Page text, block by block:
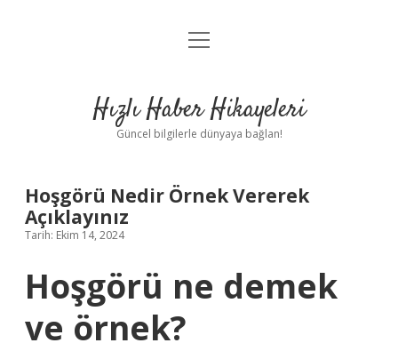
Anasayfa
Yasal Uyarı
menüyü
Hızlı Haber Hikayeleri
Güncel bilgilerle dünyaya bağlan!
Hoşgörü Nedir Örnek Vererek
Açıklayınız
Tarih: Ekim 14, 2024
Hoşgörü ne demek
ve örnek?